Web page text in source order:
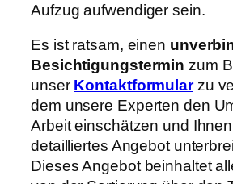
Aufzug aufwendiger sein.
Es ist ratsam, einen
Besichtigungstermin zum
unser Kontaktformularzu
dem unsere Experten den
Arbeit einschätzen und
detailliertes Angebot
Dieses Angebot beinhaltet